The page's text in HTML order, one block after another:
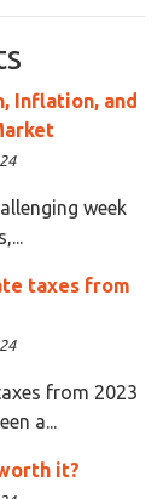
Inflation, and
week
taxes from
from 2023
a...
it?